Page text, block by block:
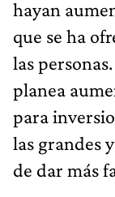
hayan
que se ha
las
planea
para
las grandes
de dar más